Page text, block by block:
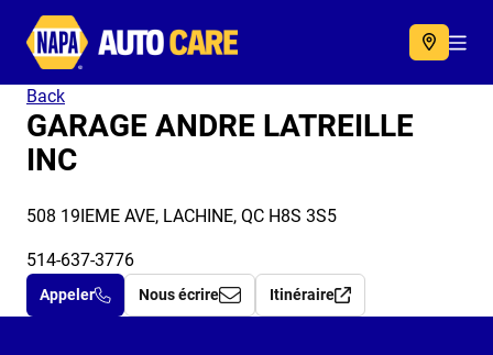
Autocare
Back
GARAGE ANDRE LATREILLE
INC
508 19IEME AVE, LACHINE, QC H8S 3S5
514-637-3776
Appeler Nous écrire Itinéraire